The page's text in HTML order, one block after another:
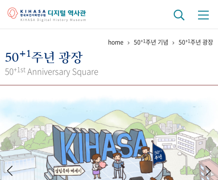
걸어온 길 기관 변천사
키워드로 보는 연구 역사
연구자들
간행물 변천사
기록물 아카이브
사진 아카이브 문서 기록물 행정박물 영상 기록물
home 50+1주년 기념 50+1주년 광장
50+1주년 광장
50+1st Anniversary Square